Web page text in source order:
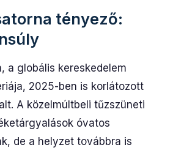
tényező:
a globális kereskedelem
2025-ben is korlátozott
A közelmúltbeli tűzszüneti
óvatos
de a helyzet továbbra is